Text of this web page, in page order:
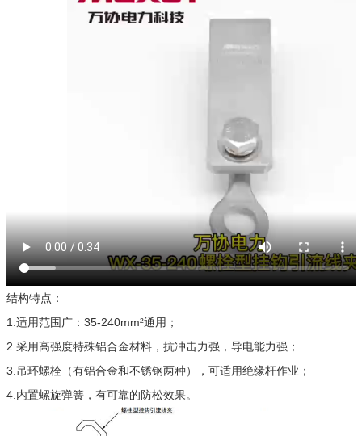
结构特点：
1.适用范围广：35-240mm²通用；
2.采用高强度特殊铝合金材料，抗冲击力强，导电能力强；
3.吊环螺栓（有铝合金和不锈钢两种），可适用绝缘杆作业；
4.内置螺旋弹簧，有可靠的防松效果。